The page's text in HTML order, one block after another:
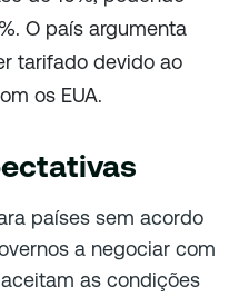
O país argumenta
tarifado devido ao
os EUA.
países sem acordo
a negociar com
as condições